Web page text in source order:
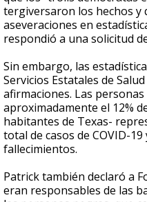
tergiversaron los hechos y
aseveraciones en
respondió a una solicitud
Sin embargo, las
Servicios Estatales de
afirmaciones. Las
aproximadamente el 12%
habitantes de Texas-
total de casos de COVID-
fallecimientos.
Patrick también declaró a
eran responsables de las